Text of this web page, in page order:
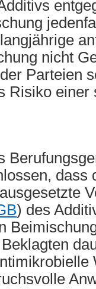
nicht
Parteien
Risiko
dass
) des